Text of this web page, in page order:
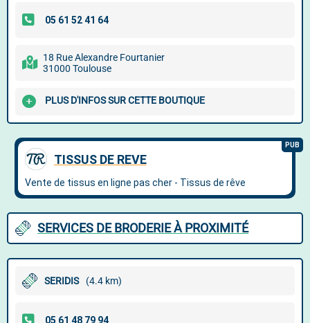
18 Rue Alexandre Fourtanier
31000 Toulouse
PLUS D'INFOS SUR CETTE BOUTIQUE
SERVICES DE BRODERIE À PROXIMITÉ
SERIDIS (4.4 km)